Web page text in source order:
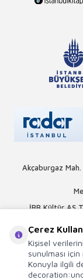
Akçaburgaz
İBB Kültür AŞ
Çerez
Kişisel
sunulması
Konuyla ilgili